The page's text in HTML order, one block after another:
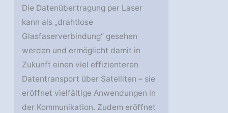
Die Datenübertragung per Laser
kann als „drahtlose
Glasfaserverbindung“ gesehen
werden und ermöglicht damit in
Zukunft einen viel effizienteren
Datentransport über Satelliten – sie
eröffnet vielfältige Anwendungen in
der Kommunikation. Zudem eröffnet